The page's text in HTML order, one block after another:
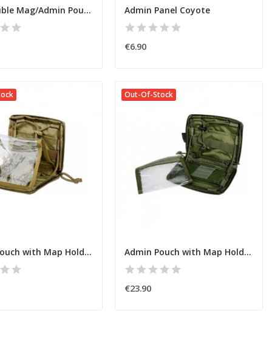
5.56 Double Mag/Admin Pouch Coyote Admin Panel Coyote
€6.90
Admin Pouch with Map Holder Coyote
Out-Of-Stock
Admin Pouch with Map Holder Olive
€23.90